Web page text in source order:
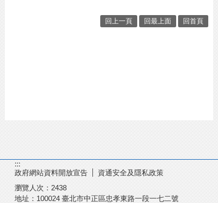
回上一頁 回最上面 回首頁
:::
政府網站資料開放宣告
資通安全及隱私政策
瀏覽人次： 2438
地址：100024 臺北市中正區忠孝東路一段一七二號